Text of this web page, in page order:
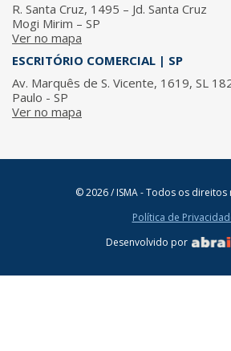
R. Santa Cruz, 1495 – Jd. Santa Cruz
Mogi Mirim – SP
Ver no mapa
ESCRITÓRIO COMERCIAL | SP
Av. Marquês de S. Vicente, 1619, SL
Paulo - SP
Ver no mapa
© 2026 / ISMA - Todos os direitos
Política de
Desenvolvido por